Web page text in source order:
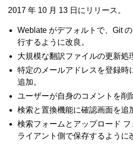
2017 年 10 月 13 日にリリース。
Weblate がデフォルトで、Git
行するように改良。
大規模な翻訳ファイルの更新処
特定のメールアドレスを登録時
追加。
ユーザーが自身のコメントを削
検索と置換機能に確認画面を追
検索フォームとアップロード
ライアント側で保存するように